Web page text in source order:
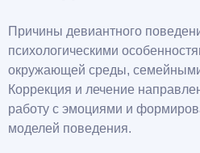
Причины девиантного
психологическими
окружающей среды,
Коррекция и лечение
работу с эмоциями и
моделей поведения.